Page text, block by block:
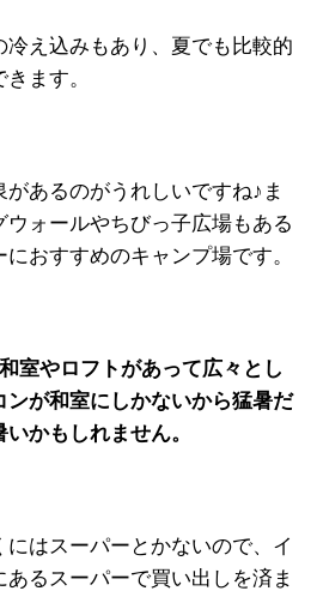
え込みもあり、夏でも比較的
ます。
あるのがうれしいですね♪ま
ォールやちびっ子広場もある
おすすめのキャンプ場です。
室やロフトがあって広々とし
が和室にしかないから猛暑だ
かもしれません。
はスーパーとかないので、イ
るスーパーで買い出しを済ま